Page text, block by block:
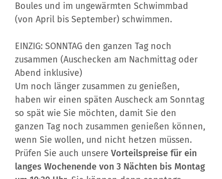
Boules und im ungewärmten Schwimmbad
(von April bis September) schwimmen.
EINZIG: SONNTAG den ganzen Tag noch
zusammen (Auschecken am Nachmittag oder
Abend inklusive)
Um noch länger zusammen zu genießen,
haben wir einen späten Auscheck am Sonntag
so spät wie Sie möchten, damit Sie den
ganzen Tag noch zusammen genießen können,
wenn Sie wollen, und nicht hetzen müssen.
Prüfen Sie auch unsere Vorteilspreise für ein
langes Wochenende von 3 Nächten bis Montag